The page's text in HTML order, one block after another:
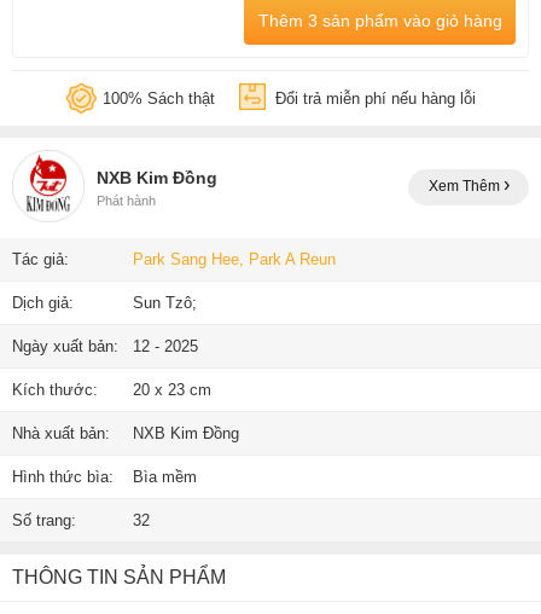
Thêm 3 sản phẩm vào giỏ hàng
100% Sách thật Đổi trả miễn phí nếu hàng lỗi
NXB Kim Đồng
Phát hành
Xem Thêm
Tác giả: Park Sang Hee, Park A Reun
Dịch giả: Sun Tzô;
Ngày xuất bản: 12 - 2025
Kích thước: 20 x 23 cm
Nhà xuất bản: NXB Kim Đồng
Hình thức bìa: Bìa mềm
Số trang: 32
THÔNG TIN SẢN PHẨM